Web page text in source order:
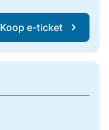
Koop e-ticket